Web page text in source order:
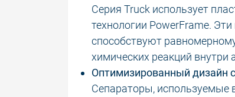
Серия Truck использует
технологии PowerFrame.
способствуют
химических реакций внутри
Оптимизированный дизайн
Сепараторы, используемые